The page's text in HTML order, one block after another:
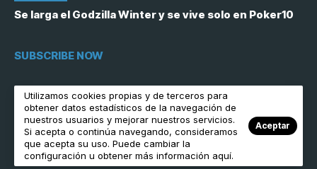
Se larga el Godzilla Winter y se vive solo en Poker10
SUBSCRIBE NOW
[contact-form-7 id="6758"]
© Copyright 2023 Poker10. Todos los derechos reservados.
About UsPrivate PolicyForums
Utilizamos cookies propias y de terceros para
obtener datos estadísticos de la navegación de
nuestros usuarios y mejorar nuestros servicios.
Si acepta o continúa navegando, consideramos
que acepta su uso. Puede cambiar la
configuración u obtener más información aquí.
Aceptar